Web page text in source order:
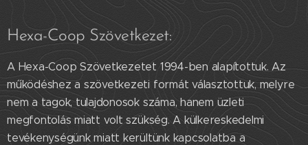
Hexa-Coop Szövetkezet:
A Hexa-Coop Szövetkezetet 1994-ben alapítottuk. Az
működéshez a szövetkezeti formát választottuk, melyre
nem a tagok, tulajdonosok száma, hanem üzleti
megfontolás miatt volt szükség. A külkereskedelmi
tevékenységünk miatt kerültünk kapcsolatba a